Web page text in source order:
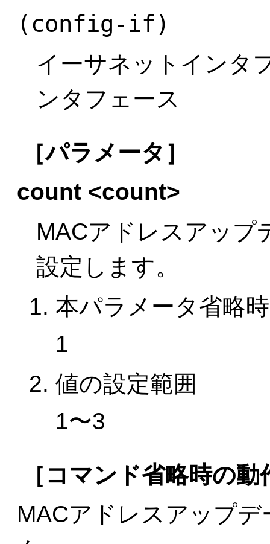
(config-if)
イーサネットインタ
ンタフェース
［パラメータ］
count <count>
MACアドレスアップ
設定します。
本パラメータ省略
1
値の設定範囲
1〜3
［コマンド省略時の動
MACアドレスアップ